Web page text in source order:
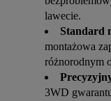
lawecie.
Standard
montażowa
różnorodnym
3WD